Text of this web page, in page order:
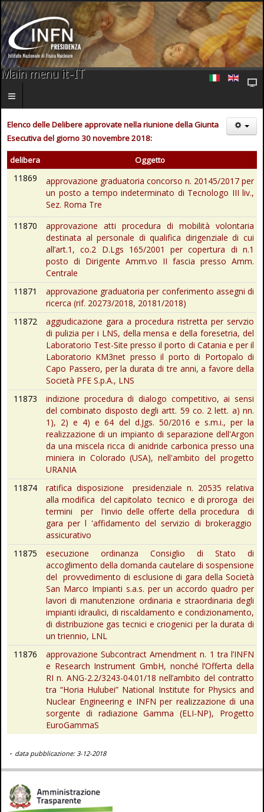
Main menu it-IT
Elenco delle Delibere approvate nella riunione della Giunta
Esecutiva del giorno 30 novembre 2018:
delibera Oggetto
11869
approvazione graduatoria concorso n. 20145/2017 per
un posto a tempo indeterminato di Tecnologo III liv.,
Sez. Roma Tre
11870
approvazione atti procedura di mobilità volontaria
destinata al personale di qualifica dirigenziale di cui
all’art.1, co.2 D.Lgs 165/2001 per copertura di n.1
posto di Dirigente Amm.vo II fascia presso Amm.
Centrale
11871
approvazione graduatoria per conferimento assegni di
ricerca (rif. 20273/2018, 20181/2018)
11872
aggiudicazione gara a procedura ristretta per servzio
di pulizia per i LNS, della mensa e della foresetria, del
Laboratorio Test-Site presso il porto di Catania e per il
Laboratorio KM3net presso il porto di Portopalo di
Capo Passero, per la durata di tre anni, a favore della
Società PFE S.p.A., LNS
11873
indizione procedura di dialogo competitivo, ai sensi
del combinato disposto degli artt. 59 co. 2 lett. a) nn.
1), 2) e 4) e 64 del d.Jgs. 50/2016 e s.m.i., per la
realizzazione di un impianto di separazione dell'Argon
da una miscela ricca di anidride carbonica presso una
miniera in Colorado (USA), nell'ambito del progetto
URANIA
11874
ratifica disposizione presidenziale n. 20535 relativa
alla modifica del capitolato tecnico e di proroga dei
termini per l'invio delle offerte della procedura di
gara per l 'affidamento del servizio di brokeraggio
assicurativo
11875
esecuzione ordinanza Consiglio di Stato di
accoglimento della domanda cautelare di sospensione
del provvedimento di esclusione di gara della Società
San Marco Impianti s.a.s. per un accordo quadro per
lavori di manutenzione ordinaria e straordinaria degli
impianti idraulici, di riscaldamento e condizionamento,
di distribuzione gas tecnici e criogenici per la durata di
un triennio, LNL
11876
approvazione Subcontract Amendment n. 1 tra l’INFN
e Research Instrument GmbH, nonché l’Offerta della
RI n. ANG-2.2/3243-04.01/18 nell’ambito del contratto
tra “Horia Hulubei” National Institute for Physics and
Nuclear Engineering e INFN per realizzazione di una
sorgente di radiazione Gamma (ELI-NP), Progetto
EuroGammaS
- data pubblicazione: 3-12-2018